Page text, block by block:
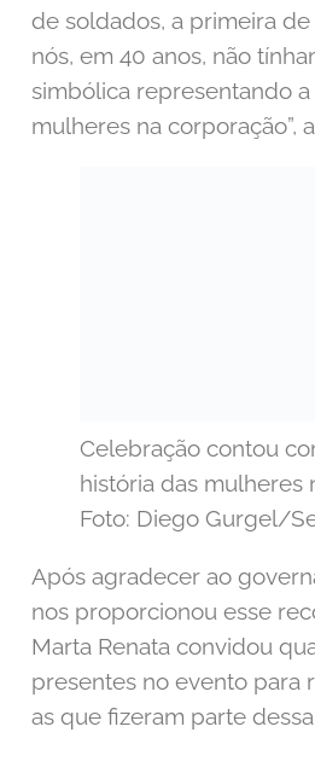
de soldados, a primeira de
nós, em 40 anos, não
simbólica representando
mulheres na corporação”,
Celebração contou
história das mulheres
Foto: Diego Gurgel/
Após agradecer ao
nos proporcionou esse
Marta Renata convidou
presentes no evento para
as que fizeram parte